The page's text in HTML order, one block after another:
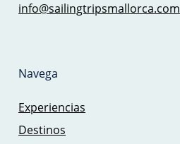
info@sailingtripsmallorca.com
Navega
Experiencias
Destinos